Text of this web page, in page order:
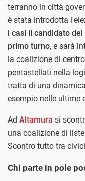
terranno in città
è stata introdotta
i casi il candidato
primo turno, e sarà
la coalizione di
pentastellati nella
tratta di una
esempio nelle ultime
Ad Altamura si
una coalizione di
Scontro tutto tra
Chi parte in pole